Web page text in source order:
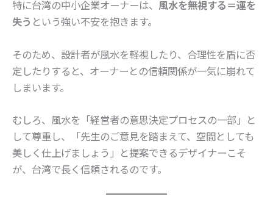
特に台湾の中小企業オーナーは、 風水を無視する＝運を
失う という強い不安を抱きます。
そのため、設計者が風水を軽視したり、合理性を盾に否
定したりすると、オーナーとの信頼関係が一気に崩れて
しまいます。
むしろ、風水を「経営者の意思決定プロセスの一部」と
して尊重し、「先生のご意見を踏まえて、空間としても
美しく仕上げましょう」と提案できるデザイナーこそ
が、台湾で長く信頼されるのです。